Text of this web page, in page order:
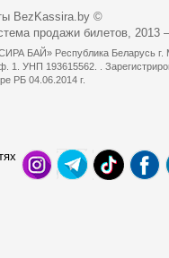
BezKassira.by ©
продажи билетов, 2013
БАЙ» Республика Беларусь г.
1. УНП 193615562. .
РБ 04.06.2014 г.